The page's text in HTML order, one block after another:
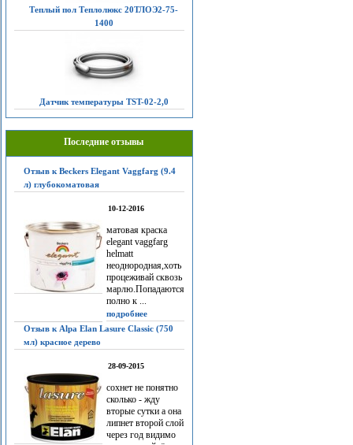
Теплый пол Теплолюкс 20ТЛОЭ2-75-
1400
Датчик температуры TST-02-2,0
Последние отзывы
Отзыв к Beckers Elegant Vaggfarg (9.4
л) глубокоматовая
10-12-2016
матовая краска
elegant vaggfarg
helmatt
неоднородная,хоть
процеживай сквозь
марлю.Попадаются
полно к ...
подробнее
Отзыв к Alpa Elan Lasure Classic (750
мл) красное дерево
28-09-2015
сохнет не понятно
сколько - жду
вторые сутки а она
липнет второй слой
через год видимо